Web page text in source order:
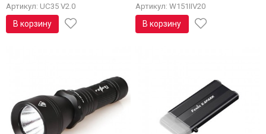
Артикул: UC35 V2.0
В корзину
Артикул: W151IIV20
В корзину